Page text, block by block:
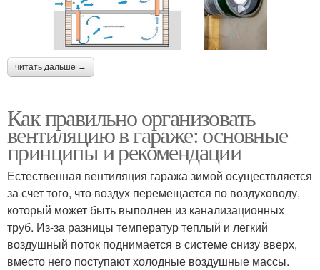
читать дальше →
Как правильно организовать
вентиляцию в гараже: основные
принципы и рекомендации
Естественная вентиляция гаража зимой осуществляется
за счет того, что воздух перемещается по воздуховоду,
который может быть выполнен из канализационных
труб. Из-за разницы температур теплый и легкий
воздушный поток поднимается в системе снизу вверх,
вместо него поступают холодные воздушные массы.